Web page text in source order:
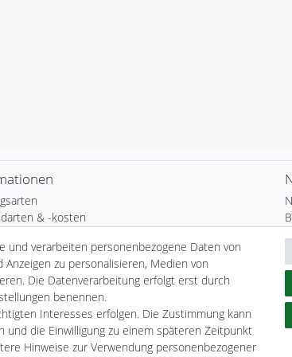
& -kosten
und verarbeiten personenbezogene Daten von
zu personalisieren, Medien von
Die Datenverarbeitung erfolgt erst durch
benennen.
Interesses erfolgen. Die Zustimmung kann
die Einwilligung zu einem späteren Zeitpunkt
Hinweise zur Verwendung personenbezogener